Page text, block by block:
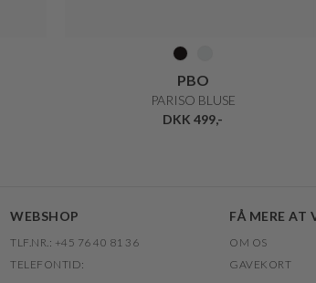
PBO
PARISO BLUSE
DKK 499,-
WEBSHOP
TLF.NR.: +45 76 40 81 36
TELEFONTID:
FÅ MERE AT
OM OS
GAVEKORT